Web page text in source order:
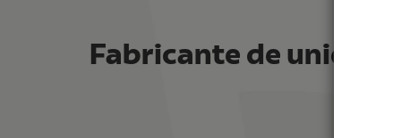
Fabricante de unidad